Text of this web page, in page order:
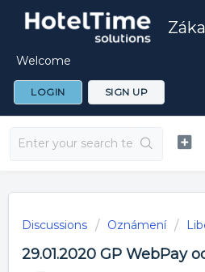
Welcome
LOGIN SIGN UP
Discussions Oznámení
29.01.2020 GP WebPay